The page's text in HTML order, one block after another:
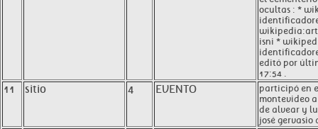
ocultas : *
isni *
editó por
17:54 .
11 sitio 4 EVENTO
participó en
montevideo
de alvear y
josé gervasio